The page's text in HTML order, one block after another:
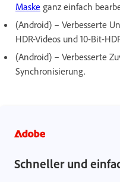
Maske ganz einfach
(Android) – Verbesserte
HDR-Videos und 10-Bit-
(Android) – Verbesserte
Synchronisierung.
Schneller und